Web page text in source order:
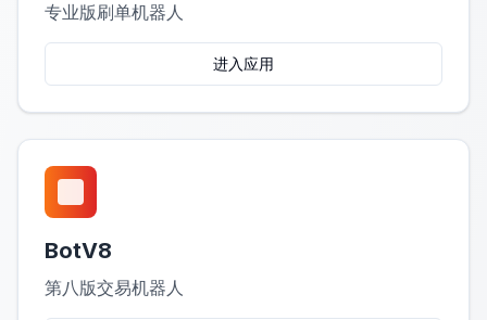
专业版刷单机器人
进入应用
BotV8
第八版交易机器人